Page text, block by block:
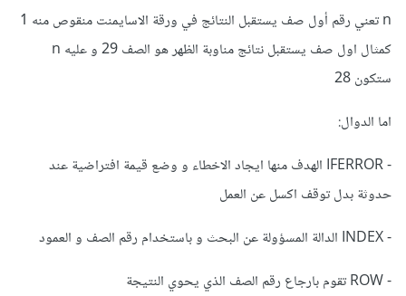
n تعني رقم أول صف يستقبل النتائج في ورقة الاسايمنت منقوص منه 1
كمثال اول صف يستقبل نتائج مناوبة الظهر هو الصف 29 و عليه n
ستكون 28
اما الدوال:
- IFERROR الهدف منها ايجاد الاخطاء و وضع قيمة افتراضية عند
حدوثة بدل توقف اكسل عن العمل
- INDEX الدالة المسؤولة عن البحث و باستخدام رقم الصف و العمود
- ROW تقوم بارجاع رقم الصف الذي يحوي النتيجة